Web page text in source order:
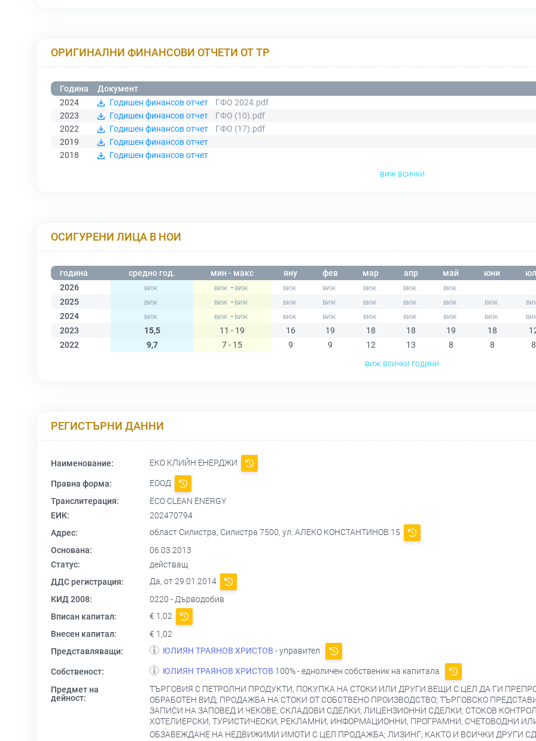
ОРИГИНАЛНИ ФИНАНСОВИ ОТЧЕТИ ОТ ТР
Година
Документ
2024
Годишен финансов отчет
ГФО 2024.pdf
2023
Годишен финансов отчет
ГФО (10).pdf
2022
Годишен финансов отчет
ГФО (17).pdf
2019
Годишен финансов отчет
2018
Годишен финансов отчет
виж всички
ОСИГУРЕНИ ЛИЦА В НОИ
година средно год. мин - макс яну фев мар апр май юни
2026
-
2025
-
2024
-
2023
15,5 11 - 19 16 19 18 18 19 18
2022
9,7 7 - 15 9 9 12 13 8 8
8
виж всички години
РЕГИСТЪРНИ ДАННИ
Наименование: ЕКО КЛИЙН ЕНЕРДЖИ
Правна форма:
ЕООД
Транслитерация:
ECO CLEAN ENERGY
ЕИК:
202470794
Адрес:
област Силистра, Силистра 7500, ул. АЛЕКО КОНСТАНТИНОВ 15
Основана:
06.03.2013
Статус:
действащ
ДДС регистрация:
Да, от 29.01.2014
КИД 2008:
0220 - Дърводобив
Вписан капитал:
€ 1,02
Внесен капитал:
€ 1,02
Представляващи:
ЮЛИЯН ТРАЯНОВ ХРИСТОВ - управител
Собственост: ЮЛИЯН ТРАЯНОВ ХРИСТОВ 100% - едноличен собственик на капитала
Предмет на
дейност:
ТЪРГОВИЯ С ПЕТРОЛНИ ПРОДУКТИ, ПОКУПКА НА СТОКИ ИЛИ ДРУГИ ВЕЩИ С ЦЕЛ ДА ГИ
ОБРАБОТЕН ВИД; ПРОДАЖБА НА СТОКИ ОТ СОБСТВЕНО ПРОИЗВОДСТВО; ТЪРГОВСКО
ЗАПИСИ НА ЗАПОВЕД И ЧЕКОВЕ; СКЛАДОВИ СДЕЛКИ; ЛИЦЕНЗИОННИ СДЕЛКИ; СТОКОВ
ХОТЕЛИЕРСКИ, ТУРИСТИЧЕСКИ, РЕКЛАМНИ, ИНФОРМАЦИОННИ, ПРОГРАМНИ, СЧЕТОВОДНИ
ОБЗАВЕЖДАНЕ НА НЕДВИЖИМИ ИМОТИ С ЦЕЛ ПРОДАЖБА; ЛИЗИНГ; КАКТО И ВСИЧКИ ДРУГИ